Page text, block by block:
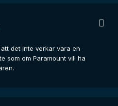
det inte verkar vara en
som om Paramount vill ha